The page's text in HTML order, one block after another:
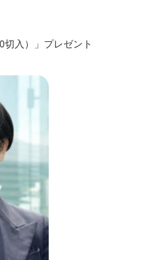
入）」プレゼント